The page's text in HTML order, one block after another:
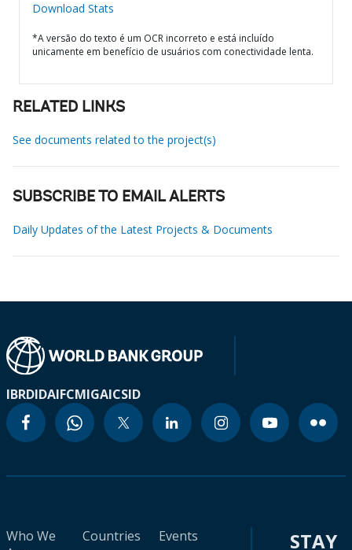
Download Stats
*A versão do texto é um OCR incorreto e está incluído
unicamente em benefício de usuários com conectividade lenta.
RELATED LINKS
See documents related to the project(s)
SUBSCRIBE TO EMAIL ALERTS
Daily Updates of the Latest Projects & Documents
IBRDIDAIFCMIGAICSID
Who We
Countries
Events
STAY